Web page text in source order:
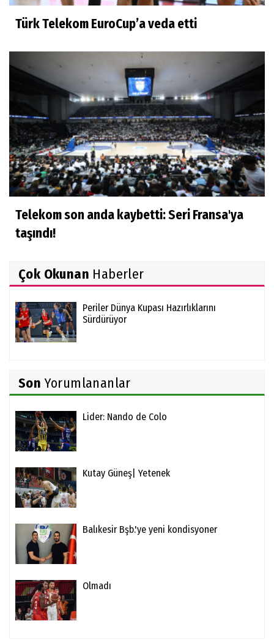
Türk Telekom EuroCup’a veda etti
Telekom son anda kaybetti: Seri Fransa'ya
taşındı!
Çok Okunan Haberler
Periler Dünya Kupası Hazırlıklarını
Sürdürüyor
Son Yorumlananlar
Lider: Nando de Colo
Kutay Güneş| Yetenek
Balıkesir Bşb.'ye yeni kondisyoner
Olmadı